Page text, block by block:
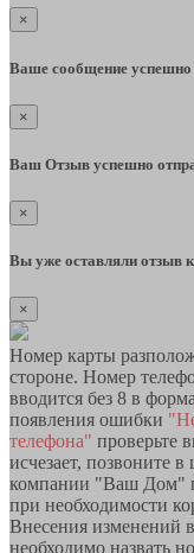
×
Ваше сообщение успешно
×
Ваш Отзыв успешно
×
Вы уже оставляли отзыв к
×
Номер карты
стороне. Номер
вводится без 8 в
появления ошибки
телефона" проверьте
исчезает, позвоните
компании "Ваш Дом"
при необходимости
Внесения изменений
необходимо назвать